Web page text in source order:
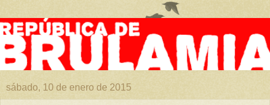
sábado, 10 de enero de 2015